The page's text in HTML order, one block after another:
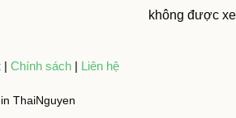
không được
| Chính sách | Liên hệ
in ThaiNguyen